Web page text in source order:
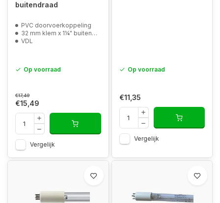
buitendraad
PVC doorvoerkoppeling
32 mm klem x 1¼" buitendraad
VDL
Op voorraad
€17,49
€15,49
Vergelijk
Op voorraad
€11,35
Vergelijk